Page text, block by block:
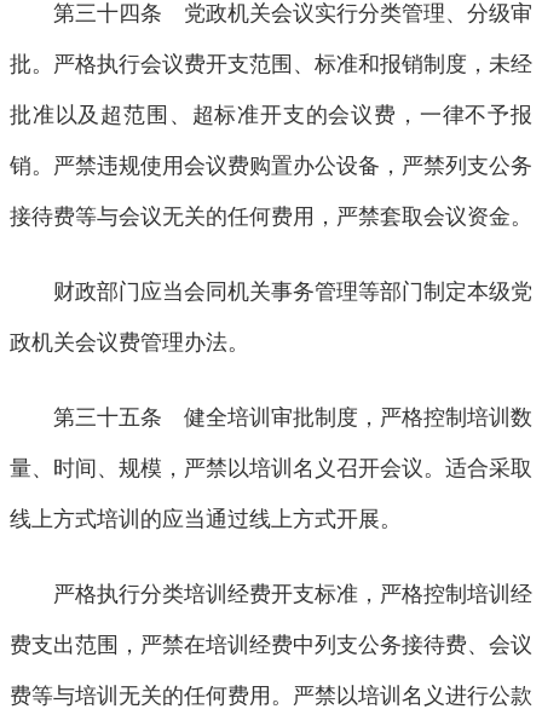
第三十四条 党政机关会议实行分类管理、分级审
批。严格执行会议费开支范围、标准和报销制度，未经
批准以及超范围、超标准开支的会议费，一律不予报
销。严禁违规使用会议费购置办公设备，严禁列支公务
接待费等与会议无关的任何费用，严禁套取会议资金。
财政部门应当会同机关事务管理等部门制定本级党
政机关会议费管理办法。
第三十五条 健全培训审批制度，严格控制培训数
量、时间、规模，严禁以培训名义召开会议。适合采取
线上方式培训的应当通过线上方式开展。
严格执行分类培训经费开支标准，严格控制培训经
费支出范围，严禁在培训经费中列支公务接待费、会议
费等与培训无关的任何费用。严禁以培训名义进行公款